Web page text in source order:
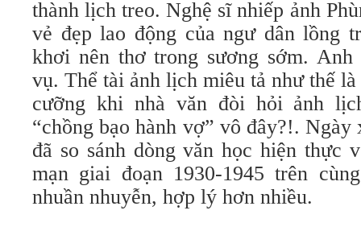
thành lịch treo. Nghệ sĩ nhiếp ảnh
vẻ đẹp lao động của ngư dân lồng
khơi nên thơ trong sương sớm. Anh
vụ. Thể tài ảnh lịch miêu tả như thế
cưỡng khi nhà văn đòi hỏi ảnh
“chồng bạo hành vợ” vô đây?!. Ngày
đã so sánh dòng văn học hiện thực
mạn giai đoạn 1930-1945 trên
nhuần nhuyễn, hợp lý hơn nhiều.